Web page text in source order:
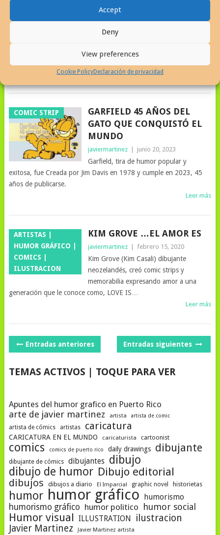
Accept
Deny
View preferences
Cookie PolicyDeclaración de privacidad
MUNDO
caricaturista que laboró en la secciones Microdramas, Telecosas y
Linea Directa del Periódico EL MUNDO
COMIC STRIP
GARFIELD 45 AÑOS DEL
GATO QUE CONQUISTÓ EL
MUNDO
javiermartinez junio 20, 2023
Garfield, tira de humor popular y
exitosa, fue Creada por Jim Davis en 1978 y cumple en 2023, 45
años de publicarse.
Leer más
ARTISTAS |
HUMOR GRÁFICO |
COMICS |
ILUSTRACION
KIM GROVE …EL AMOR ES
javiermartinez febrero 15, 2020
Kim Grove (Kim Casali) dibujante
neozelandés, creó comic strips y
memorabilia expresando amor a una
generación que le conoce como, LOVE IS…
Leer más
NAVEGACIÓN
POSTS
Entradas anteriores Entradas siguientes
TEMAS ACTIVOS | TOQUE PARA VER
Apuntes del humor grafico en Puerto Rico
arte de javier martinez artista artista de comic
artista de cómics artistas caricatura
CARICATURA EN EL MUNDO caricaturista cartoonist
comics comics de puerto rico daily drawings dibujante
dibujante de cómics dibujantes dibujo
dibujo de humor Dibujo editorial
dibujos dibujos a diario El Imparcial graphic novel historietas
humor humor gráfico humorismo
humorismo gráfico humor politico humor social
Humor visual ILLUSTRATION
ilustracion
Javier Martinez
Javier Martinez artista